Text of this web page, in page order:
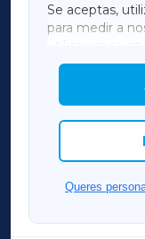
Se aceptas,
para medir a
utilizaremos
mostrar
Así mesmo,
cookies que
Queres